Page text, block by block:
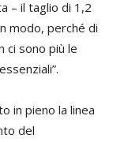
– il taglio di 1,2
modo, perché di
ci sono più le
in pieno la linea
del